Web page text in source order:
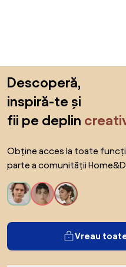
Descoperă,
inspiră-te și
fii pe deplin
Obține acces la toate
parte a comunității
Vreau